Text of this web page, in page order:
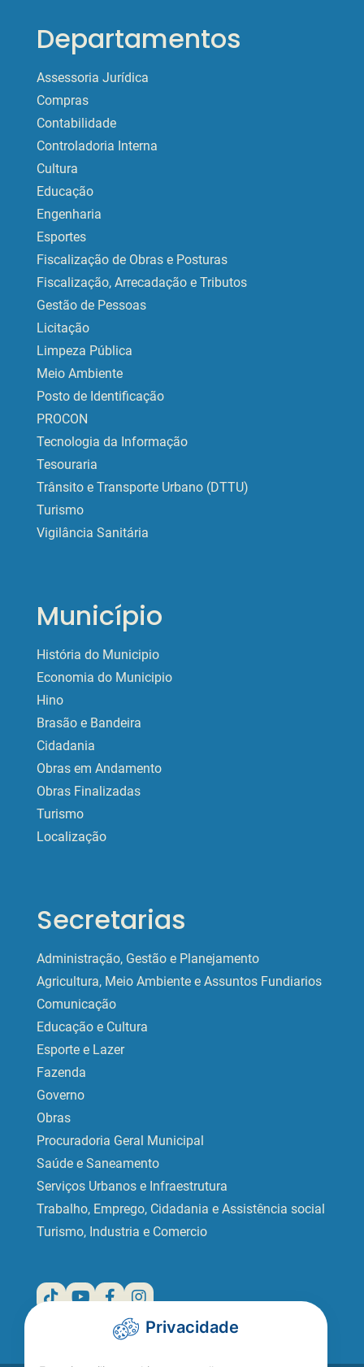
Departamentos
Assessoria Jurídica
Compras
Contabilidade
Controladoria Interna
Cultura
Educação
Engenharia
Esportes
Fiscalização de Obras e Posturas
Fiscalização, Arrecadação e Tributos
Gestão de Pessoas
Licitação
Limpeza Pública
Meio Ambiente
Posto de Identificação
PROCON
Tecnologia da Informação
Tesouraria
Trânsito e Transporte Urbano (DTTU)
Turismo
Vigilância Sanitária
Município
História do Municipio
Economia do Municipio
Hino
Brasão e Bandeira
Cidadania
Obras em Andamento
Obras Finalizadas
Turismo
Localização
Secretarias
Administração, Gestão e Planejamento
Agricultura, Meio Ambiente e Assuntos Fundiarios
Comunicação
Educação e Cultura
Esporte e Lazer
Fazenda
Governo
Obras
Procuradoria Geral Municipal
Saúde e Saneamento
Serviços Urbanos e Infraestrutura
Trabalho, Emprego, Cidadania e Assistência social
Turismo, Industria e Comercio
Privacidade